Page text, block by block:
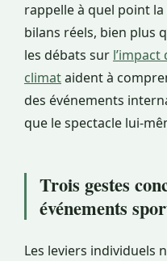
rappelle à quel point
bilans réels, bien plus
les débats sur
climataident à
des événements
que le spectacle lui-
Trois gestes
événements
Les leviers individuels